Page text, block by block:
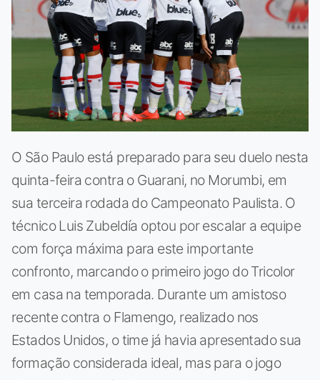
O São Paulo está preparado para seu duelo nesta
quinta-feira contra o Guarani, no Morumbi, em
sua terceira rodada do Campeonato Paulista. O
técnico Luis Zubeldía optou por escalar a equipe
com força máxima para este importante
confronto, marcando o primeiro jogo do Tricolor
em casa na temporada. Durante um amistoso
recente contra o Flamengo, realizado nos
Estados Unidos, o time já havia apresentado sua
formação considerada ideal, mas para o jogo